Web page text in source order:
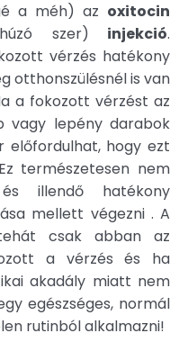
a méh) az oxitocin
szer) injekció.
vérzés hatékony
otthonszülésnél is van
a fokozott vérzést az
vagy lepény darabok
előfordulhat, hogy ezt
természetesen nem
illendő hatékony
mellett végezni . A
csak abban az
a vérzés és ha
akadály miatt nem
egészséges, normál
rutinból alkalmazni!